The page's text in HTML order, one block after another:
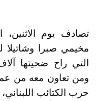
مخيمي صبرا وشاتيلا
التي راح ضحيتها
ومن تعاون معه من
حزب الكتائب